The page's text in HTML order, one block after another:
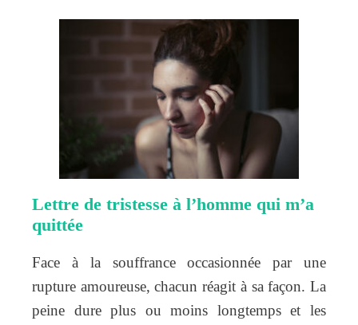
Lettre de tristesse à l’homme qui m’a
quittée
Face à la souffrance occasionnée par une
rupture amoureuse, chacun réagit à sa façon. La
peine dure plus ou moins longtemps et les